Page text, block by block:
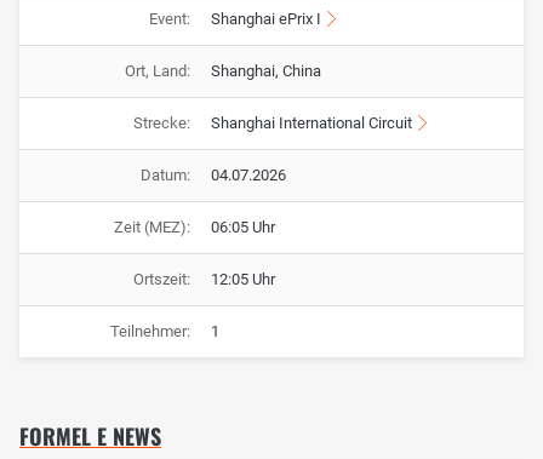
Event: Shanghai ePrix I
Ort, Land: Shanghai, China
Strecke: Shanghai International Circuit
Datum: 04.07.2026
Zeit (MEZ): 06:05 Uhr
Ortszeit: 12:05 Uhr
Teilnehmer: 1
FORMEL E NEWS